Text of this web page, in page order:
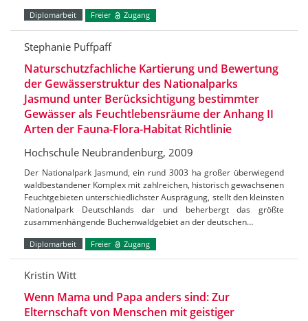
Diplomarbeit Freier Zugang
Stephanie Puffpaff
Naturschutzfachliche Kartierung und Bewertung
der Gewässerstruktur des Nationalparks
Jasmund unter Berücksichtigung bestimmter
Gewässer als Feuchtlebensräume der Anhang II
Arten der Fauna-Flora-Habitat Richtlinie
Hochschule Neubrandenburg, 2009
Der Nationalpark Jasmund, ein rund 3003 ha großer überwiegend
waldbestandener Komplex mit zahlreichen, historisch gewachsenen
Feuchtgebieten unterschiedlichster Ausprägung, stellt den kleinsten
Nationalpark Deutschlands dar und beherbergt das größte
zusammenhängende Buchenwaldgebiet an der deutschen…
Diplomarbeit Freier Zugang
Kristin Witt
Wenn Mama und Papa anders sind: Zur
Elternschaft von Menschen mit geistiger